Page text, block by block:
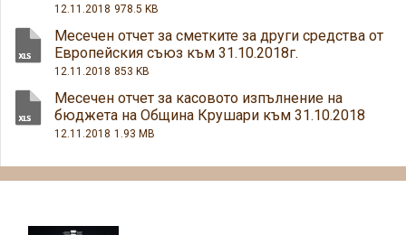
12.11.2018 978.5 KB
Месечен отчет за сметките за други средства от
Европейския съюз към 31.10.2018г.
12.11.2018 853 KB
Месечен отчет за касовото изпълнение на
бюджета на Община Крушари към 31.10.2018
12.11.2018 1.93 MB